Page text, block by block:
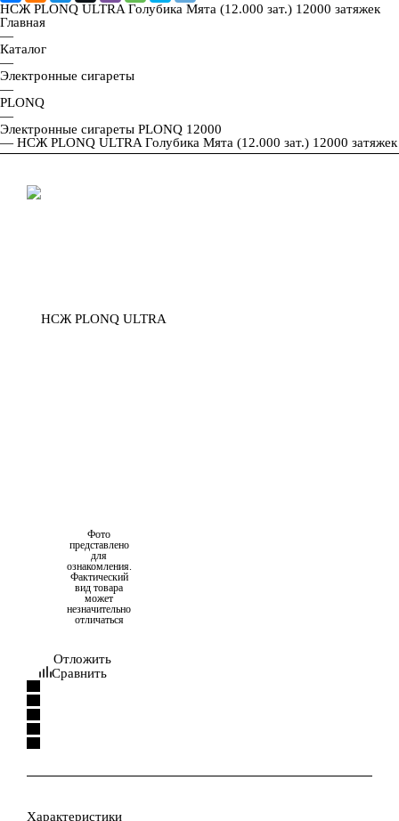
НСЖ PLONQ ULTRA Голубика Мята (12.000 зат.) 12000 затяжек
Главная
—
Каталог
—
Электронные сигареты
—
PLONQ
—
Электронные сигареты PLONQ 12000
— НСЖ PLONQ ULTRA Голубика Мята (12.000 зат.) 12000 затяжек
Фото
представлено
для
ознакомления.
Фактический
вид товара
может
незначительно
отличаться
Отложить
Сравнить
Характеристики